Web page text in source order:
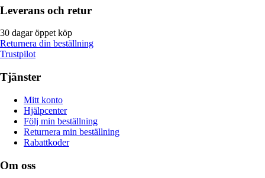
Leverans och retur
30 dagar öppet köp
Returnera din beställning
Trustpilot
Tjänster
Mitt konto
Hjälpcenter
Följ min beställning
Returnera min beställning
Rabattkoder
Om oss